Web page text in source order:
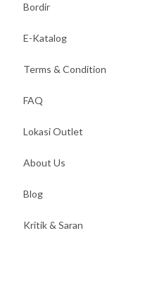
Bordir
E-Katalog
Terms & Condition
FAQ
Lokasi Outlet
About Us
Blog
Kritik & Saran